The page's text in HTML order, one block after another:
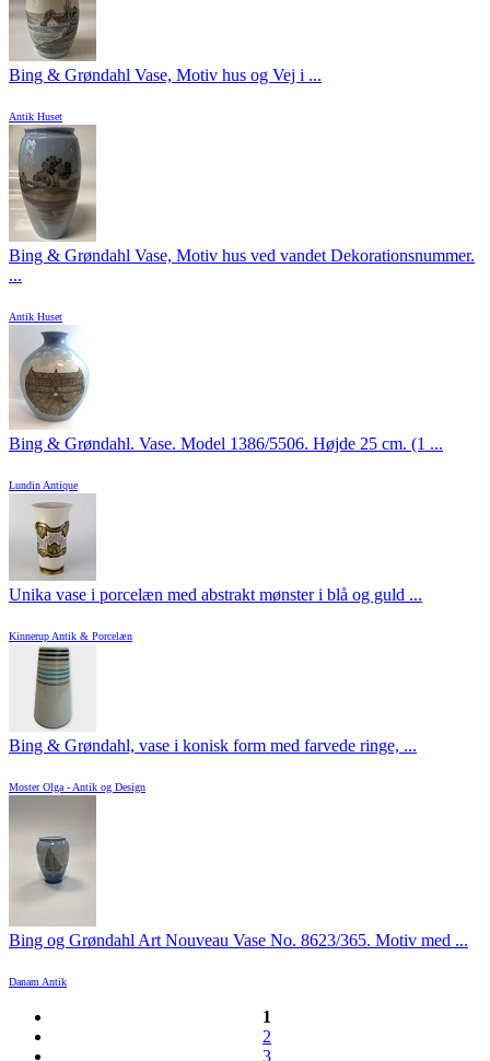
Bing & Grøndahl Vase, Motiv hus og Vej i ...
Antik Huset
Bing & Grøndahl Vase, Motiv hus ved vandet Dekorationsnummer.
...
Antik Huset
Bing & Grøndahl. Vase. Model 1386/5506. Højde 25 cm. (1 ...
Lundin Antique
Unika vase i porcelæn med abstrakt mønster i blå og guld ...
Kinnerup Antik & Porcelæn
Bing & Grøndahl, vase i konisk form med farvede ringe, ...
Moster Olga - Antik og Design
Bing og Grøndahl Art Nouveau Vase No. 8623/365. Motiv med ...
Danam Antik
1
2
3